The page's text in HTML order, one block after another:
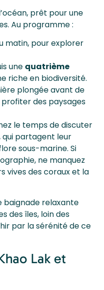
prêt pour une
Au programme :
matin, pour explorer
une quatrième
riche en biodiversité.
plongée avant de
des paysages
le temps de discuter
qui partagent leur
sous-marine. Si
ne manquez
vives des coraux et la
baignade relaxante
des îles, loin des
par la sérénité de ce
Lak et